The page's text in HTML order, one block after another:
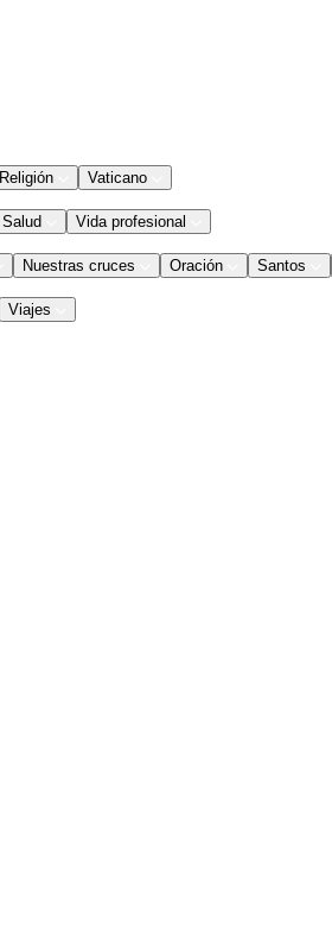
Religión Vaticano
Salud Vida profesional
Nuestras cruces Oración Santos
Viajes